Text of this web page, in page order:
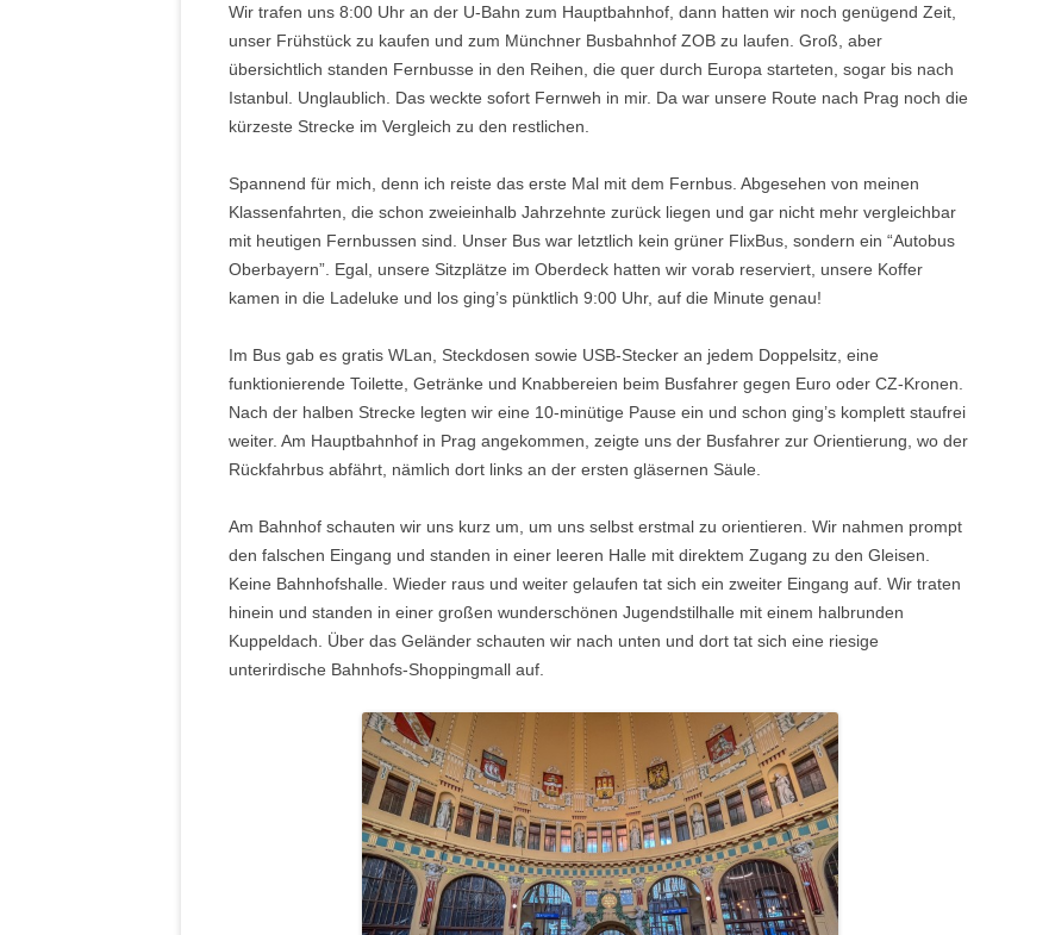
Wir trafen uns 8:00 Uhr an der U-Bahn zum Hauptbahnhof, dann hatten wir noch genügend Zeit,
unser Frühstück zu kaufen und zum Münchner Busbahnhof ZOB zu laufen. Groß, aber
übersichtlich standen Fernbusse in den Reihen, die quer durch Europa starteten, sogar bis nach
Istanbul. Unglaublich. Das weckte sofort Fernweh in mir. Da war unsere Route nach Prag noch die
kürzeste Strecke im Vergleich zu den restlichen.
Spannend für mich, denn ich reiste das erste Mal mit dem Fernbus. Abgesehen von meinen
Klassenfahrten, die schon zweieinhalb Jahrzehnte zurück liegen und gar nicht mehr vergleichbar
mit heutigen Fernbussen sind. Unser Bus war letztlich kein grüner FlixBus, sondern ein “Autobus
Oberbayern”. Egal, unsere Sitzplätze im Oberdeck hatten wir vorab reserviert, unsere Koffer
kamen in die Ladeluke und los ging’s pünktlich 9:00 Uhr, auf die Minute genau!
Im Bus gab es gratis WLan, Steckdosen sowie USB-Stecker an jedem Doppelsitz, eine
funktionierende Toilette, Getränke und Knabbereien beim Busfahrer gegen Euro oder CZ-Kronen.
Nach der halben Strecke legten wir eine 10-minütige Pause ein und schon ging’s komplett staufrei
weiter. Am Hauptbahnhof in Prag angekommen, zeigte uns der Busfahrer zur Orientierung, wo der
Rückfahrbus abfährt, nämlich dort links an der ersten gläsernen Säule.
Am Bahnhof schauten wir uns kurz um, um uns selbst erstmal zu orientieren. Wir nahmen prompt
den falschen Eingang und standen in einer leeren Halle mit direktem Zugang zu den Gleisen.
Keine Bahnhofshalle. Wieder raus und weiter gelaufen tat sich ein zweiter Eingang auf. Wir traten
hinein und standen in einer großen wunderschönen Jugendstilhalle mit einem halbrunden
Kuppeldach. Über das Geländer schauten wir nach unten und dort tat sich eine riesige
unterirdische Bahnhofs-Shoppingmall auf.